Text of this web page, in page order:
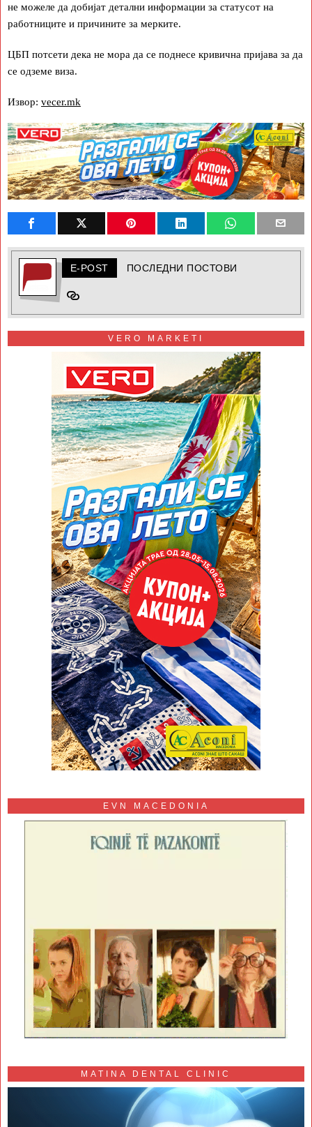
не можеле да добијат детални информации за статусот на
работниците и причините за мерките.
ЦБП потсети дека не мора да се поднесе кривична пријава за да
се одземе виза.
Извор: vecer.mk
E-POST ПОСЛЕДНИ ПОСТОВИ
VERO MARKETI
EVN MACEDONIA
MATINA DENTAL CLINIC